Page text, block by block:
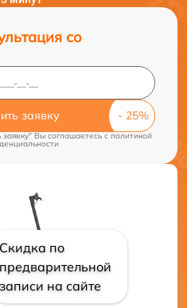
со
заявку
Вы соглашаетесь c политикой
Скидка по
предварительной
записи на сайте